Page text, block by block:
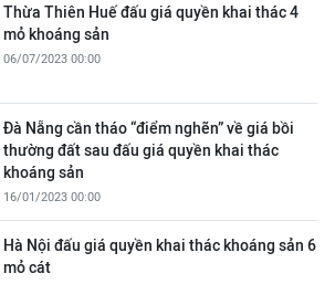
Thừa Thiên Huế đấu giá quyền khai thác 4
mỏ khoáng sản
06/07/2023 00:00
Đà Nẵng cần tháo “điểm nghẽn” về giá bồi
thường đất sau đấu giá quyền khai thác
khoáng sản
16/01/2023 00:00
Hà Nội đấu giá quyền khai thác khoáng sản 6
mỏ cát